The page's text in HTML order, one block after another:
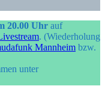
20.00 Uhr auf
. (Wiederholung
Mannheim bzw.
unter